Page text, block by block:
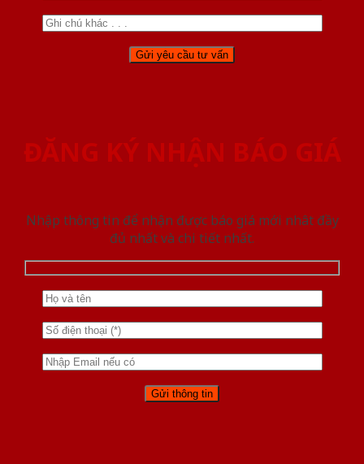
ĐĂNG KÝ NHẬN BÁO GIÁ
Nhập thông tin để nhận được báo giá mới nhât đầy
đủ nhất và chi tiết nhất.